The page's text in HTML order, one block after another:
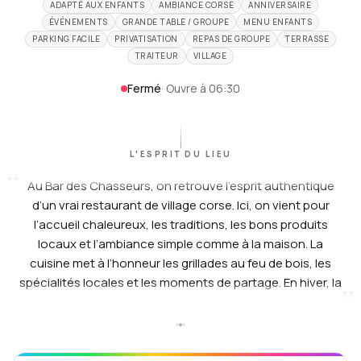
ADAPTÉ AUX ENFANTS AMBIANCE CORSE
ANNIVERSAIRE
ÉVÉNEMENTS
GRANDE TABLE / GROUPE
MENU ENFANTS
PARKING FACILE
PRIVATISATION REPAS DE GROUPE
TERRASSE
TRAITEUR
VILLAGE
Fermé· Ouvre à 06:30
L'ESPRIT DU LIEU
Au Bar des Chasseurs, on retrouve l’esprit authentique
d’un vrai restaurant de village corse. Ici, on vient pour
l’accueil chaleureux, les traditions, les bons produits
locaux et l’ambiance simple comme à la maison. La
cuisine met à l’honneur les grillades au feu de bois, les
spécialités locales et les moments de partage. En hiver, la
familiale qu’on aime retrouver. En été, la belle terrasse au